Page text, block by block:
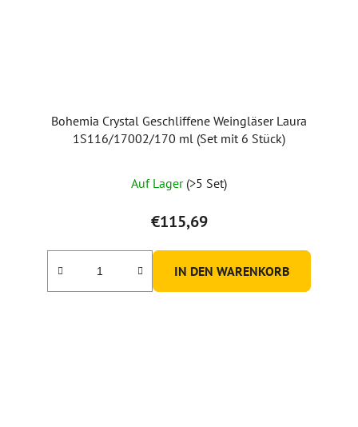
Bohemia Crystal Geschliffene Weingläser Laura
1S116/17002/170 ml (Set mit 6 Stück)
durchschnittliche
Produktbewertung
ist
5,0
von
Auf Lager (>5 Set)
€115,69
IN DEN WARENKORB